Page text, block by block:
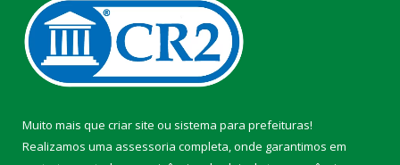
Muito mais que criar site ou sistema para prefeituras!
Realizamos uma assessoria completa, onde garantimos em